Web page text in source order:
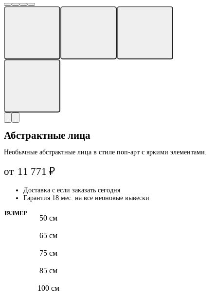
Абстрактные лица
Необычные абстрактные лица в стиле поп-арт с яркими элементами.
от 11 771₽
Доставка с если заказать сегодня
Гарантия 18 мес. на все неоновые вывески
РАЗМЕР
50 см
65 см
75 см
85 см
100 см